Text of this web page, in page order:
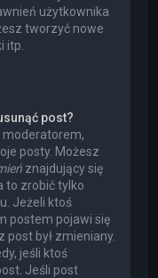
użytkownika
tworzyć nowe
itp.
post?
moderatorem,
posty. Możesz
znajdujący się
to zrobić tylko
Jeżeli ktoś
postem pojawi się
był zmieniany.
jeśli ktoś
Jeśli post